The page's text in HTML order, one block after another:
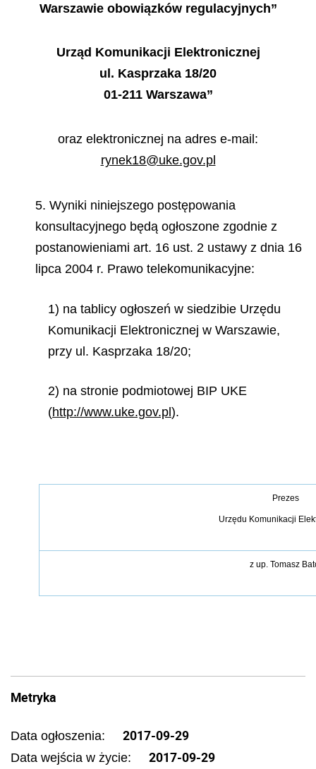
Warszawie obowiązków regulacyjnych”
Urząd Komunikacji Elektronicznej
ul. Kasprzaka 18/20
01-211 Warszawa”
oraz elektronicznej na adres e-mail:
rynek18@uke.gov.pl
5. Wyniki niniejszego postępowania
konsultacyjnego będą ogłoszone zgodnie z
postanowieniami art. 16 ust. 2 ustawy z dnia 16
lipca 2004 r. Prawo telekomunikacyjne:
1) na tablicy ogłoszeń w siedzibie Urzędu
Komunikacji Elektronicznej w Warszawie,
przy ul. Kasprzaka 18/20;
2) na stronie podmiotowej BIP UKE
(http://www.uke.gov.pl ).
Prezes
Urzędu Komunikacji
z up. Tomasz
Metryka
Data ogłoszenia: 2017-09-29
Data wejścia w życie: 2017-09-29